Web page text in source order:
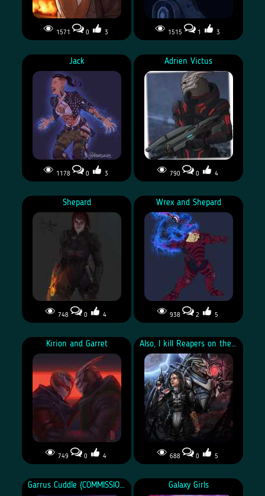
1571 0 3 1515 1 3
Jack
1178 0 3
Adrien Victus
790 0 4
Shepard
748 0 4
Wrex and Shepard
938 2 5
Kirion and Garret
749 0 4
Also, I kill Reapers on the side…
688 0 5
Garrus Cuddle (COMMISSION) Galaxy Girls